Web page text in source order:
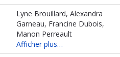
Lyne Brouillard, Alexandra
Garneau, Francine Dubois,
Manon Perreault
Afficher plus…